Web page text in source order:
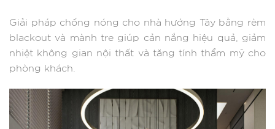
Giải pháp chống nóng cho nhà hướng Tây bằng rèm
blackout và mành tre giúp cản nắng hiệu quả, giảm
nhiệt không gian nội thất và tăng tính thẩm mỹ cho
phòng khách.